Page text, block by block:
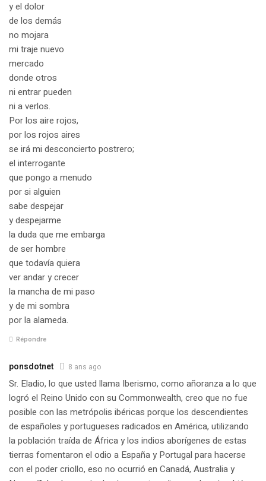
y el dolor
de los demás
no mojara
mi traje nuevo
mercado
donde otros
ni entrar pueden
ni a verlos.
Por los aire rojos,
por los rojos aires
se irá mi desconcierto postrero;
el interrogante
que pongo a menudo
por si alguien
sabe despejar
y despejarme
la duda que me embarga
de ser hombre
que todavía quiera
ver andar y crecer
la mancha de mi paso
y de mi sombra
por la alameda.
Répondre
ponsdotnet 8 ans ago
Sr. Eladio, lo que usted llama Iberismo, como añoranza a lo que
logró el Reino Unido con su Commonwealth, creo que no fue
posible con las metrópolis ibéricas porque los descendientes
de españoles y portugueses radicados en América, utilizando
la población traída de África y los indios aborígenes de estas
tierras fomentaron el odio a España y Portugal para hacerse
con el poder criollo, eso no ocurrió en Canadá, Australia y